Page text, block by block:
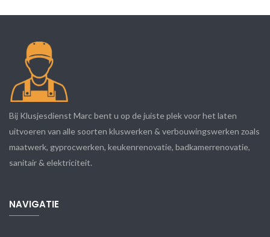
Bij Klusjesdienst Marc bent u op de juiste plek voor het laten
uitvoeren van alle soorten kluswerken & verbouwingswerken zoals
maatwerk, gyprocwerken, keukenrenovatie, badkamerrenovatie,
sanitair & elektriciteit.
NAVIGATIE